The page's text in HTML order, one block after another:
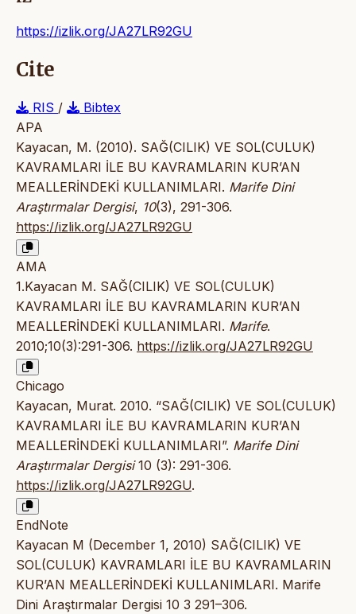
https://izlik.org/JA27LR92GU
Cite
RIS /
Bibtex
APA
Kayacan, M. (2010). SAĞ(CILIK) VE SOL(CULUK)
KAVRAMLARI İLE BU KAVRAMLARIN KUR’AN
MEALLERİNDEKİ KULLANIMLARI. Marife Dini
Araştırmalar Dergisi, 10(3), 291-306.
https://izlik.org/JA27LR92GU
AMA
1.Kayacan M. SAĞ(CILIK) VE SOL(CULUK)
KAVRAMLARI İLE BU KAVRAMLARIN KUR’AN
MEALLERİNDEKİ KULLANIMLARI. Marife.
2010;10(3):291-306. https://izlik.org/JA27LR92GU
Chicago
Kayacan, Murat. 2010. “SAĞ(CILIK) VE SOL(CULUK)
KAVRAMLARI İLE BU KAVRAMLARIN KUR’AN
MEALLERİNDEKİ KULLANIMLARI”. Marife Dini
Araştırmalar Dergisi10 (3): 291-306.
https://izlik.org/JA27LR92GU.
EndNote
Kayacan M (December 1, 2010) SAĞ(CILIK) VE
SOL(CULUK) KAVRAMLARI İLE BU KAVRAMLARIN
KUR’AN MEALLERİNDEKİ KULLANIMLARI. Marife
Dini Araştırmalar Dergisi 10 3 291–306.